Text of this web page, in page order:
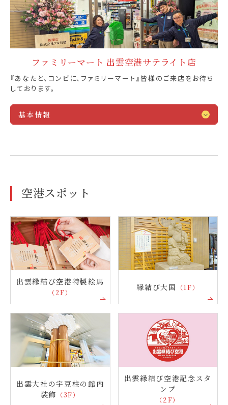
ファミリーマート 出雲空港サテライト店
『あなたと、コンビに、ファミリーマート』皆様のご来店をお待ち
しております。
基本情報
空港スポット
出雲縁結び空港特製絵馬
（2F）
縁結び大国 （1F）
出雲大社の宇豆柱の館内
装飾 （3F）
出雲縁結び空港記念スタ
ンプ
（2F）